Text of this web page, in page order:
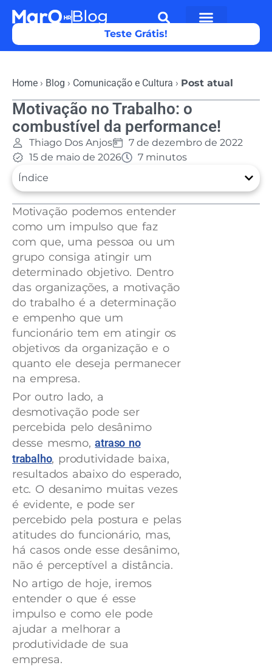
Teste Grátis!
Home › Blog › Comunicação e Cultura › Post atual
Motivação no Trabalho: o
combustível da performance!
Thiago Dos Anjos
7 de dezembro de 2022
15 de maio de 2026
7 minutos
Índice
Motivação podemos entender
como um impulso que faz
com que, uma pessoa ou um
grupo consiga atingir um
determinado objetivo. Dentro
das organizações, a motivação
do trabalho é a determinação
e empenho que um
funcionário tem em atingir os
objetivos da organização e o
quanto ele deseja permanecer
na empresa.
Por outro lado, a
desmotivação pode ser
percebida pelo desânimo
desse mesmo,atraso no
trabalho, produtividade baixa,
resultados abaixo do esperado,
etc. O desanimo muitas vezes
é evidente, e pode ser
percebido pela postura e pelas
atitudes do funcionário, mas,
há casos onde esse desânimo,
não é perceptível a distância.
No artigo de hoje, iremos
entender o que é esse
impulso e como ele pode
ajudar a melhorar a
produtividade de sua
empresa.